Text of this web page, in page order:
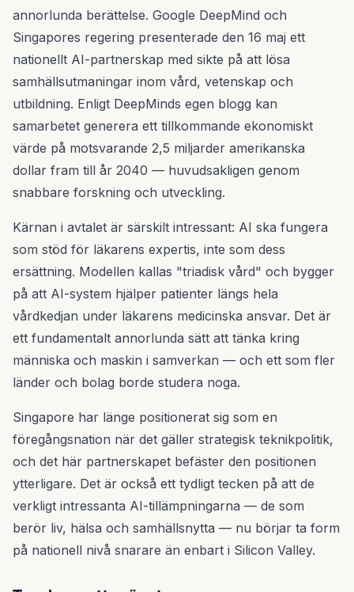
annorlunda berättelse. Google DeepMind och
Singapores regering presenterade den 16 maj ett
nationellt AI-partnerskap med sikte på att lösa
samhällsutmaningar inom vård, vetenskap och
utbildning. Enligt DeepMinds egen blogg kan
samarbetet generera ett tillkommande ekonomiskt
värde på motsvarande 2,5 miljarder amerikanska
dollar fram till år 2040 — huvudsakligen genom
snabbare forskning och utveckling.
Kärnan i avtalet är särskilt intressant: AI ska fungera
som stöd för läkarens expertis, inte som dess
ersättning. Modellen kallas "triadisk vård" och bygger
på att AI-system hjälper patienter längs hela
vårdkedjan under läkarens medicinska ansvar. Det är
ett fundamentalt annorlunda sätt att tänka kring
människa och maskin i samverkan — och ett som fler
länder och bolag borde studera noga.
Singapore har länge positionerat sig som en
föregångsnation när det gäller strategisk teknikpolitik,
och det här partnerskapet befäster den positionen
ytterligare. Det är också ett tydligt tecken på att de
verkligt intressanta AI-tillämpningarna — de som
berör liv, hälsa och samhällsnytta — nu börjar ta form
på nationell nivå snarare än enbart i Silicon Valley.